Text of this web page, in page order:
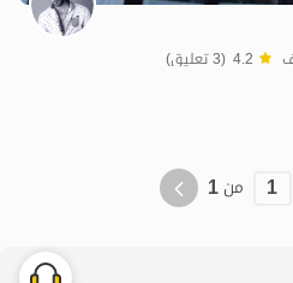
4.2 (3 تعليق)
1 من1